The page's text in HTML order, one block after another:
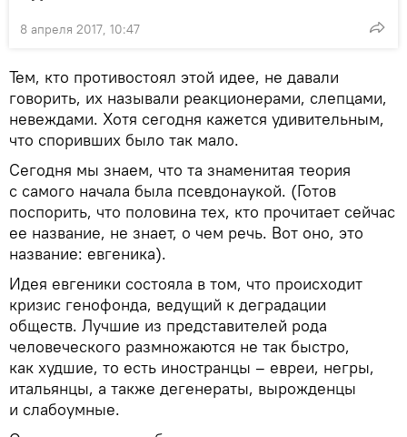
8 апреля 2017, 10:47
Тем, кто противостоял этой идее, не давали
говорить, их называли реакционерами, слепцами,
невеждами. Хотя сегодня кажется удивительным,
что споривших было так мало.
Сегодня мы знаем, что та знаменитая теория
с самого начала была псевдонаукой. (Готов
поспорить, что половина тех, кто прочитает сейчас
ее название, не знает, о чем речь. Вот оно, это
название: евгеника).
Идея евгеники состояла в том, что происходит
кризис генофонда, ведущий к деградации
обществ. Лучшие из представителей рода
человеческого размножаются не так быстро,
как худшие, то есть иностранцы – евреи, негры,
итальянцы, а также дегенераты, вырожденцы
и слабоумные.